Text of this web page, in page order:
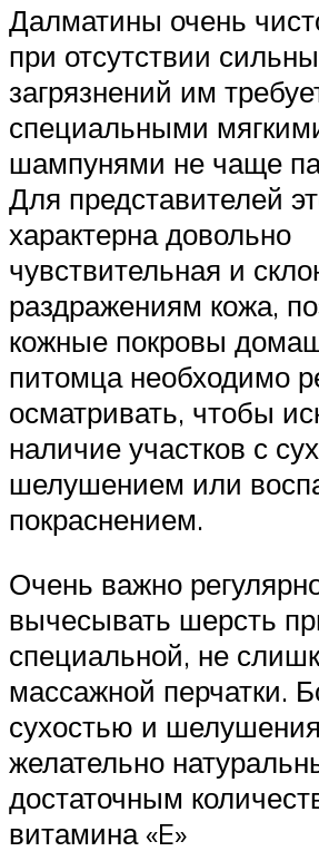
Далматины очень
при отсутствии
загрязнений им
специальными
шампунями не чаще
Для представителей
характерна довольно
чувствительная и
раздражениям кожа,
кожные покровы
питомца необходимо
осматривать, чтобы
наличие участков с
шелушением или
покраснением.
Очень важно
вычесывать шерсть
специальной, не
массажной перчатки.
сухостью и
желательно
достаточным
витамина «E»